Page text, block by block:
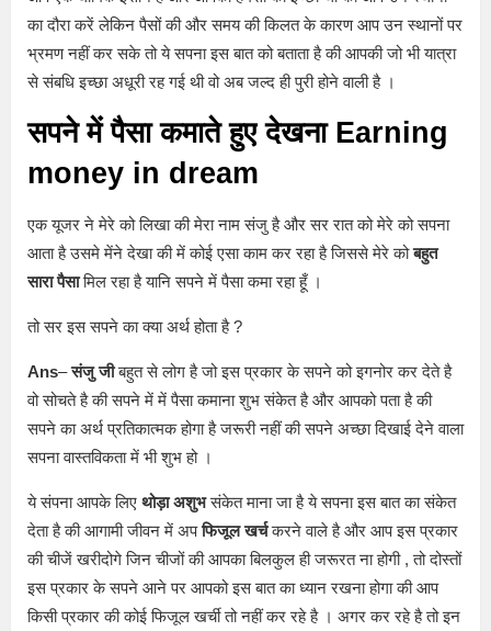
का दौरा करें लेकिन पैसों की और समय की किलत के कारण आप उन स्थानों पर
भ्रमण नहीं कर सके तो ये सपना इस बात को बताता है की आपकी जो भी यात्रा
से संबधि इच्छा अधूरी रह गई थी वो अब जल्द ही पुरी होने वाली है ।
सपने में पैसा कमाते हुए देखना Earning
money in dream
एक यूजर ने मेरे को लिखा की मेरा नाम संजु है और सर रात को मेरे को सपना
आता है उसमे मेंने देखा की में कोई एसा काम कर रहा है जिससे मेरे कोबहुत
सारा पैसामिल रहा है यानि सपने में पैसा कमा रहा हूँ ।
तो सर इस सपने का क्या अर्थ होता है ?
Ans–संजु जीबहुत से लोग है जो इस प्रकार के सपने को इगनोर कर देते है
वो सोचते है की सपने में में पैसा कमाना शुभ संकेत है और आपको पता है की
सपने का अर्थ प्रतिकात्मक होगा है जरूरी नहीं की सपने अच्छा दिखाई देने वाला
सपना वास्तविकता में भी शुभ हो ।
ये संपना आपके लिए थोड़ा अशुभसंकेत माना जा है ये सपना इस बात का संकेत
देता है की आगामी जीवन में अपफिजूल खर्चकरने वाले है और आप इस प्रकार
की चीजें खरीदोगे जिन चीजों की आपका बिलकुल ही जरूरत ना होगी , तो दोस्तों
इस प्रकार के सपने आने पर आपको इस बात का ध्यान रखना होगा की आप
किसी प्रकार की कोई फिजूल खर्ची तो नहीं कर रहे है । अगर कर रहे है तो इन